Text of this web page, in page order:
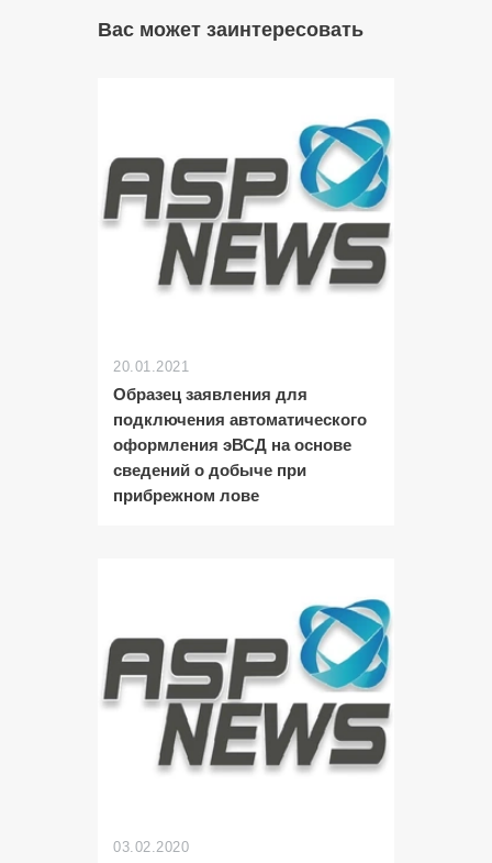
Вас может заинтересовать
20.01.2021
Образец заявления для
подключения автоматического
оформления эВСД на основе
сведений о добыче при
прибрежном лове
03.02.2020